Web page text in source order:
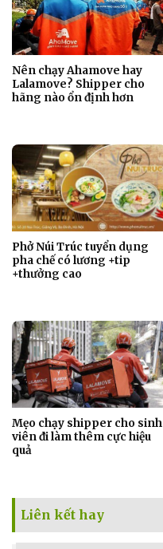
Nên chạy Ahamove hay
Lalamove? Shipper cho
hãng nào ổn định hơn
Phở Núi Trúc tuyển dụng
pha chế có lương +tip
+thưởng cao
Mẹo chạy shipper cho sinh
viên đi làm thêm cực hiệu
quả
Liên kết hay